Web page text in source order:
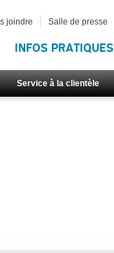
INFOS PRATIQUES
Service à la clientèle
joindre Salle de presse